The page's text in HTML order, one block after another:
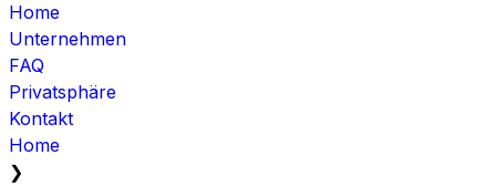
Home
Unternehmen
FAQ
Privatsphäre
Kontakt
Home
❯